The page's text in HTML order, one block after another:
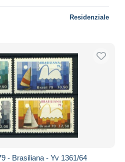
Residenziale
- Brasiliana - Yv 1361/64